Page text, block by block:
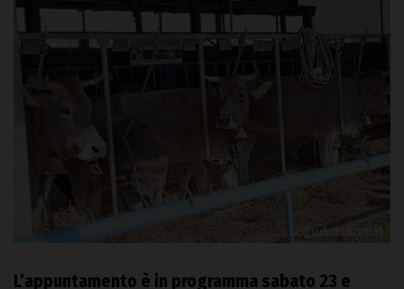
L’appuntamento è in programma sabato 23 e